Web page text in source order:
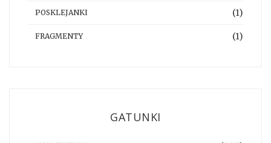
POSKLEJANKI (1)
FRAGMENTY (1)
GATUNKI